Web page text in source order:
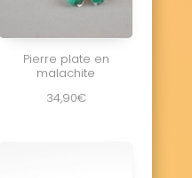
Pierre plate en
malachite
34,90€